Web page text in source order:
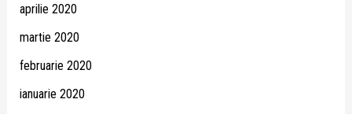
aprilie 2020
martie 2020
februarie 2020
ianuarie 2020